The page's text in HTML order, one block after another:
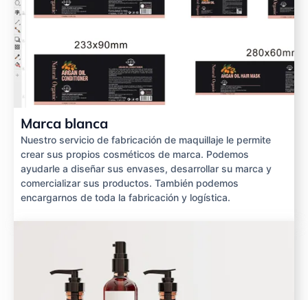
Marca blanca
Nuestro servicio de fabricación de maquillaje le permite
crear sus propios cosméticos de marca. Podemos
ayudarle a diseñar sus envases, desarrollar su marca y
comercializar sus productos. También podemos
encargarnos de toda la fabricación y logística.